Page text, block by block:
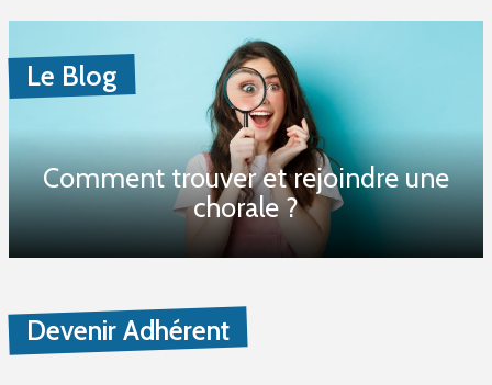
Le Blog
Comment trouver et rejoindre une
chorale ?
Devenir Adhérent